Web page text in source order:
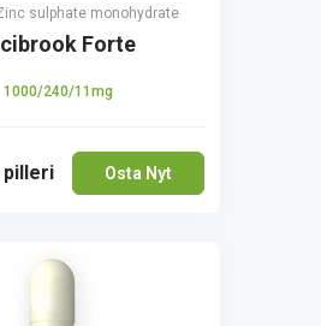
sulphate monohydrate
Forte
1000/240/11mg
pilleri Osta Nyt